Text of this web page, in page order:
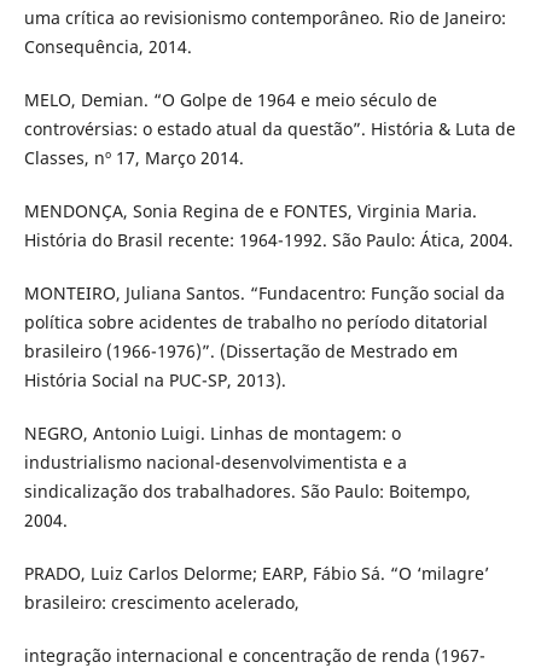
uma crítica ao revisionismo contemporâneo. Rio de Janeiro:
Consequência, 2014.
MELO, Demian. “O Golpe de 1964 e meio século de
controvérsias: o estado atual da questão”. História & Luta de
Classes, nº 17, Março 2014.
MENDONÇA, Sonia Regina de e FONTES, Virginia Maria.
História do Brasil recente: 1964-1992. São Paulo: Ática, 2004.
MONTEIRO, Juliana Santos. “Fundacentro: Função social da
política sobre acidentes de trabalho no período ditatorial
brasileiro (1966-1976)”. (Dissertação de Mestrado em
História Social na PUC-SP, 2013).
NEGRO, Antonio Luigi. Linhas de montagem: o
industrialismo nacional-desenvolvimentista e a
sindicalização dos trabalhadores. São Paulo: Boitempo,
2004.
PRADO, Luiz Carlos Delorme; EARP, Fábio Sá. “O ‘milagre’
brasileiro: crescimento acelerado,
integração internacional e concentração de renda (1967-